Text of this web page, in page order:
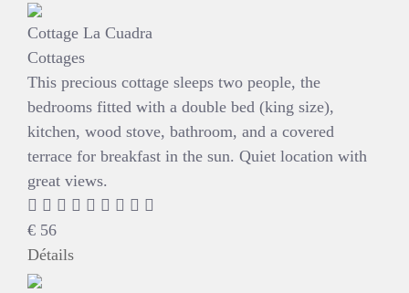
Cottage La Cuadra
Cottages
This precious cottage sleeps two people, the
bedrooms fitted with a double bed (king size),
kitchen, wood stove, bathroom, and a covered
terrace for breakfast in the sun. Quiet location with
great views.
€ 56
Détails